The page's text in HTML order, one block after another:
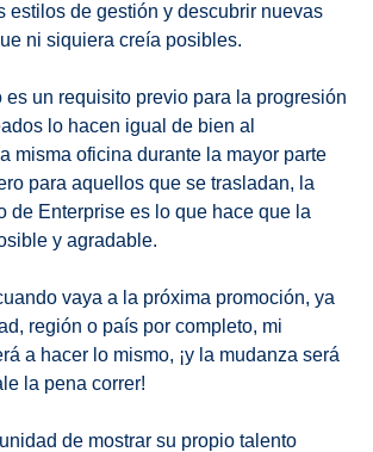
estilos de gestión y descubrir nuevas
ni siquiera creía posibles.
es un requisito previo para la progresión
lo hacen igual de bien al
misma oficina durante la mayor parte
para aquellos que se trasladan, la
de Enterprise es lo que hace que la
y agradable.
vaya a la próxima promoción, ya
región o país por completo, mi
a hacer lo mismo, ¡y la mudanza será
la pena correr!
de mostrar su propio talento